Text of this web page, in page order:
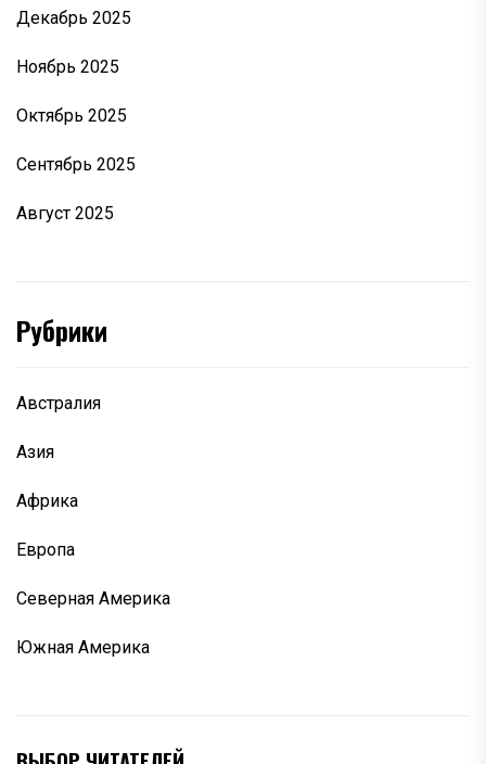
Декабрь 2025
Ноябрь 2025
Октябрь 2025
Сентябрь 2025
Август 2025
Рубрики
Австралия
Азия
Африка
Европа
Северная Америка
Южная Америка